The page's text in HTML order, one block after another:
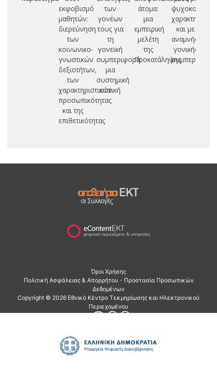
εκφοβισμό
μαθητών:
διερεύνηση
των
κοινωνικο-
γνωστικών
δεξιοτήτων,
των
χαρακτηριστικών
προσωπικότητας
και της
επιθετικότητας
των
γονέων
τους για
τη
γονεϊκή
συμπεριφορά:
μια
συστημική
οπτική
άτομα:
μια
εμπειρική
μελέτη
της
Προκατάληψης
και με
αναμνήσεις
γονικής